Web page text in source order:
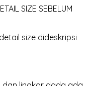
SIZE SEBELUM
size dideskripsi